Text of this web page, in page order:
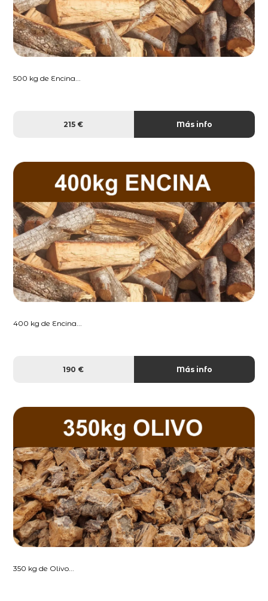
500 kg de Encina...
215 € Más info
400 kg de Encina...
190 € Más info
350 kg de Olivo...